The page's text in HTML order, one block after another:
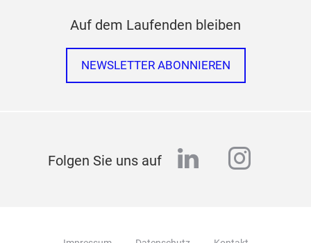
Auf dem Laufenden bleiben
NEWSLETTER ABONNIEREN
Folgen Sie uns auf linkedin